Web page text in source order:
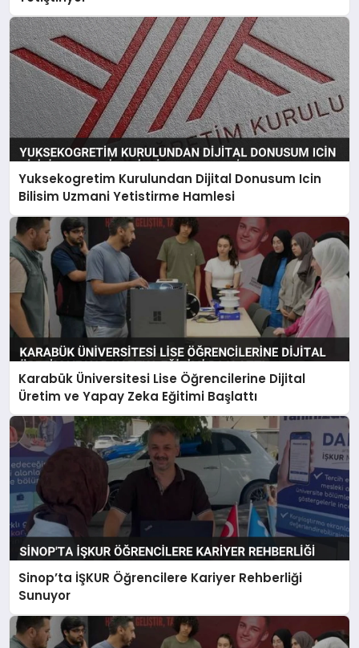
Yuksekogretim Kurulundan Dijital Donusum Icin
Bilisim Uzmani Yetistirme Hamlesi
Karabük Üniversitesi Lise Öğrencilerine Dijital
Üretim ve Yapay Zeka Eğitimi Başlattı
Sinop’ta İŞKUR Öğrencilere Kariyer Rehberliği
Sunuyor